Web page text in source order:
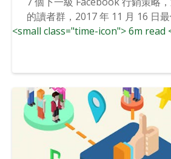
的讀者群，2017 年 11 月 16 日
<small class="time-icon"> 6m read